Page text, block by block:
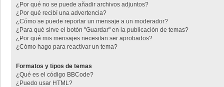
¿Por qué no se puede añadir archivos adjuntos?
¿Por qué recibí una advertencia?
¿Cómo se puede reportar un mensaje a un moderador?
¿Para qué sirve el botón "Guardar" en la publicación de temas?
¿Por qué mis mensajes necesitan ser aprobados?
¿Cómo hago para reactivar un tema?
Formatos y tipos de temas
¿Qué es el código BBCode?
¿Puedo usar HTML?